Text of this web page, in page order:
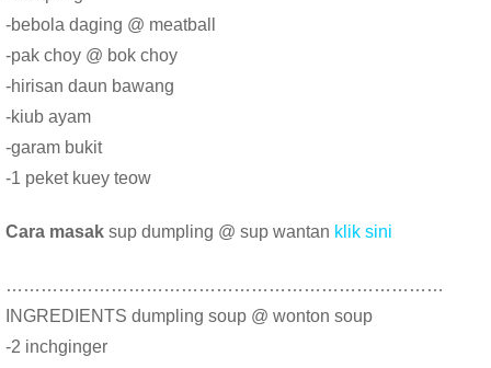
-bebola daging @ meatball
-pak choy @ bok choy
-hirisan daun bawang
-kiub ayam
-garam bukit
-1 peket kuey teow
Cara masak sup dumpling @ sup wantan klik sini
…………………………………………………………………
INGREDIENTS dumpling soup @ wonton soup
-2 inchginger